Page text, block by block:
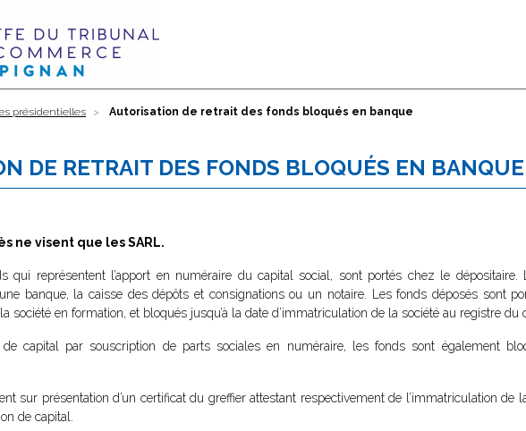
présidentielles Autorisation de retrait des fonds bloqués en banque
DE RETRAIT DES FONDS BLOQUÉS EN BANQUE
ne visent que les SARL.
qui représentent l’apport en numéraire du capital social, sont portés chez le dépositaire.
banque, la caisse des dépôts et consignations ou un notaire. Les fonds déposés sont
société en formation, et bloqués jusqu’à la date d’immatriculation de la société au registre du
de capital par souscription de parts sociales en numéraire, les fonds sont également
sur présentation d’un certificat du greffier attestant respectivement de l’immatriculation de
de capital.